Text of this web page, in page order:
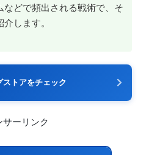
などで頻出される戦術で、そ
します。
トアをチェック
サーリンク